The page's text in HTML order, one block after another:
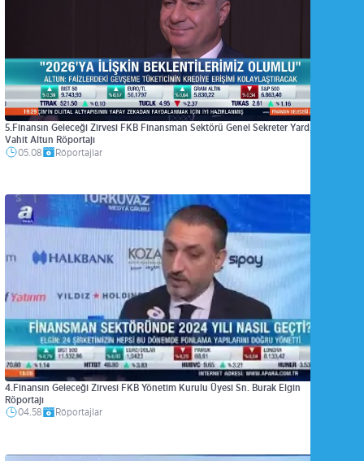
5.Finansın Geleceği Zirvesi FKB Finansman Sektörü Genel Sekreter Yard. Sn.
Vahit Altun Röportajı
05.08
Röportajlar
4.Finansın Geleceği Zirvesi FKB Yönetim Kurulu Üyesi Sn. Burak Elgin
Röportajı
04.58
Röportajlar